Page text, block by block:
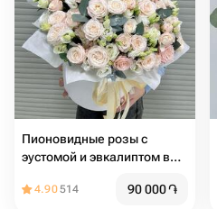
Пионовидные розы с
эустомой и эвкалиптом в
4.90514 90 000֏